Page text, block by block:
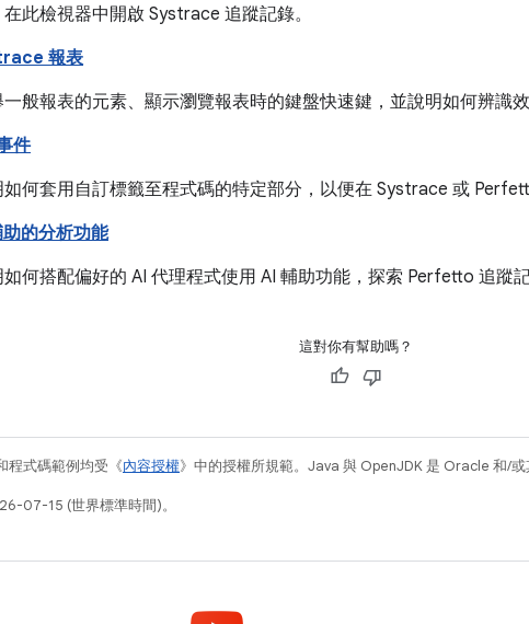
此檢視器中開啟 Systrace 追蹤記錄。
報表
般報表的元素、顯示瀏覽報表時的鍵盤快速鍵，並說明如何辨識效
件
如何套用自訂標籤至程式碼的特定部分，以便在 Systrace 或
的分析功能
何搭配偏好的 AI 代理程式使用 AI 輔助功能，探索 Perfetto 追蹤
這對你有幫助嗎？
程式碼範例均受《內容授權》中的授權所規範。Java 與 OpenJDK 是 Oracle 和/或
07-15 (世界標準時間)。